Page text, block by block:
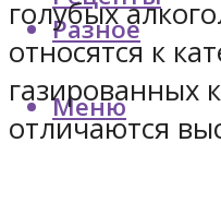
Разное
Меню
голубых
относятся к
газированных
отличаются